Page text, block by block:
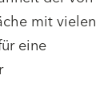
mit vielen
eine